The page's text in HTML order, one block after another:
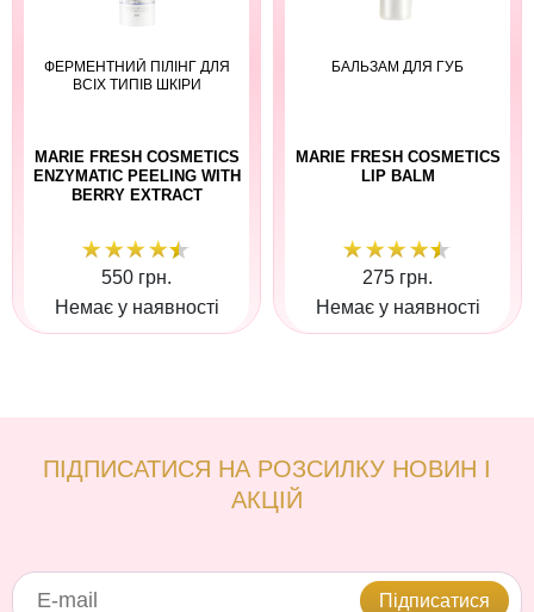
ФЕРМЕНТНИЙ ПІЛІНГ ДЛЯ
ВСІХ ТИПІВ ШКІРИ
MARIE FRESH COSMETICS
ENZYMATIC PEELING WITH
BERRY EXTRACT
550 грн.
Немає у наявності
БАЛЬЗАМ ДЛЯ ГУБ
MARIE FRESH COSMETICS
LIP BALM
275 грн.
Немає у наявності
ПІДПИСАТИСЯ НА РОЗСИЛКУ НОВИН І
АКЦІЙ
Підписатися